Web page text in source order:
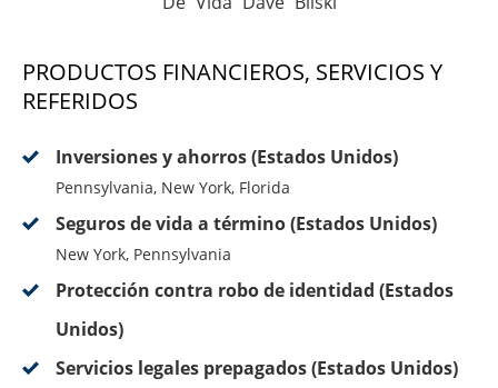
PRODUCTOS FINANCIEROS, SERVICIOS Y
REFERIDOS
Inversiones y ahorros (Estados Unidos)
Pennsylvania, New York, Florida
Seguros de vida a término (Estados Unidos)
New York, Pennsylvania
Protección contra robo de identidad (Estados
Unidos)
Servicios legales prepagados (Estados Unidos)